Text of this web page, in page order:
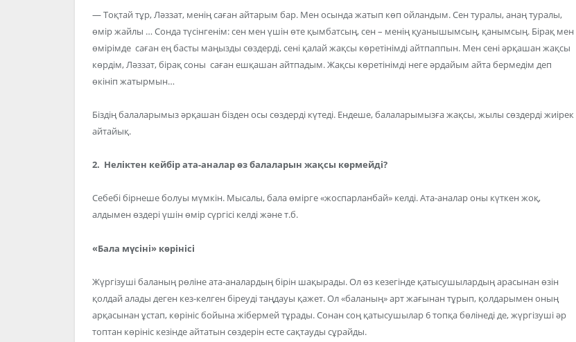
— Тоқтай тұр, Ләззат, менің саған айтарым бар. Мен осында жатып көп ойландым. Сен туралы, анаң туралы,
өмір жайлы … Сонда түсінгенім: сен мен үшін өте қымбатсың, сен – менің қуанышымсың, қанымсың. Бірақ мен
өмірімде саған ең басты маңызды сөздерді, сені қалай жақсы көретінімді айтпаппын. Мен сені әрқашан жақсы
көрдім, Ләззат, бірақ соны саған ешқашан айтпадым. Жақсы көретінімді неге әрдайым айта бермедім деп
өкініп жатырмын…
Біздің балаларымыз әрқашан бізден осы сөздерді күтеді. Ендеше, балаларымызға жақсы, жылы сөздерді жиірек
айтайық.
2. Неліктен кейбір ата-аналар өз балаларын жақсы көрмейді?
Себебі бірнеше болуы мүмкін. Мысалы, бала өмірге «жоспарланбай» келді. Ата-аналар оны күткен жоқ,
алдымен өздері үшін өмір сүргісі келді және т.б.
«Бала мүсіні» көрінісі
Жүргізуші баланың рөліне ата-аналардың бірін шақырады. Ол өз кезегінде қатысушылардың арасынан өзін
қолдай алады деген кез-келген біреуді таңдауы қажет. Ол «баланың» арт жағынан тұрып, қолдарымен оның
арқасынан ұстап, көрініс бойына жібермей тұрады. Сонан соң қатысушылар 6 топқа бөлінеді де, жүргізуші әр
топтан көрініс кезінде айтатын сөздерін есте сақтауды сұрайды.